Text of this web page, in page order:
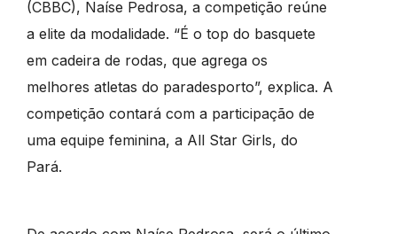
(CBBC), Naíse Pedrosa, a competição reúne
a elite da modalidade. “É o top do basquete
em cadeira de rodas, que agrega os
melhores atletas do paradesporto”, explica. A
competição contará com a participação de
uma equipe feminina, a All Star Girls, do
Pará.